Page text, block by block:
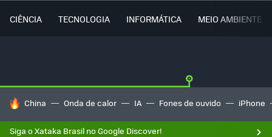
CIÊNCIA TECNOLOGIA INFORMÁTICA MEIO AMBIENTE
TENDÊNCIAS DO DIA
China Onda de calor IA Fones de ouvido iPhone
Siga o Xataka Brasil no Google Discover!